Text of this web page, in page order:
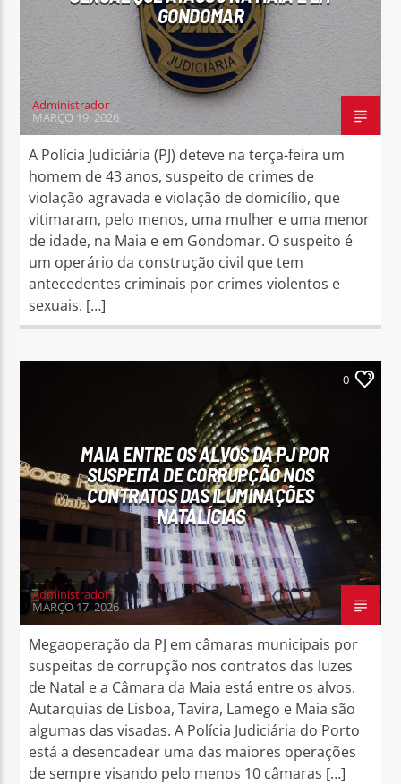
GONDOMAR
Administrador
MARÇO 19, 2026
A Polícia Judiciária (PJ) deteve na terça-feira um
homem de 43 anos, suspeito de crimes de
violação agravada e violação de domicílio, que
vitimaram, pelo menos, uma mulher e uma menor
de idade, na Maia e em Gondomar. O suspeito é
um operário da construção civil que tem
antecedentes criminais por crimes violentos e
sexuais. […]
0
MAIA ENTRE OS ALVOS DA PJ POR
SUSPEITA DE CORRUPÇÃO NOS
CONTRATOS DAS ILUMINAÇÕES
NATALÍCIAS
Administrador
MARÇO 17, 2026
Megaoperação da PJ em câmaras municipais por
suspeitas de corrupção nos contratos das luzes
de Natal e a Câmara da Maia está entre os alvos.
Autarquias de Lisboa, Tavira, Lamego e Maia são
algumas das visadas. A Polícia Judiciária do Porto
está a desencadear uma das maiores operações
de sempre visando pelo menos 10 câmaras […]